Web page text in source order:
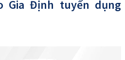
Gia Định tuyển dụng